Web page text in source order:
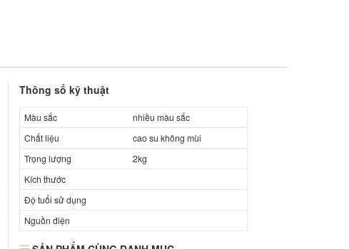
Thông số kỹ thuật
Màu sắc
nhiều màu sắc
Chất liệu
cao su không mùi
Trọng lượng
2kg
Kích thước
Độ tuổi sử dụng
Nguồn điện